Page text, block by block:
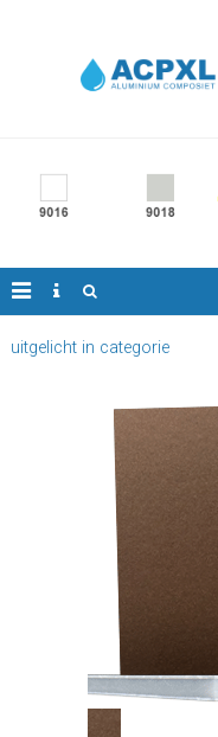
uitgelicht in categorie